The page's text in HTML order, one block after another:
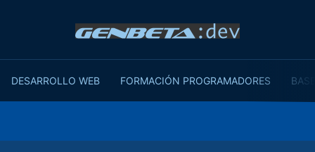
DESARROLLO WEB FORMACIÓN PROGRAMADORES